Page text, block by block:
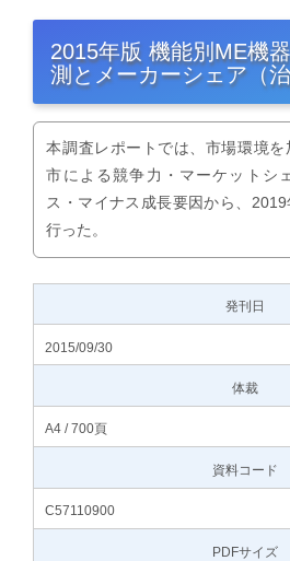
2015年版 機能別ME機
測とメーカーシェア（治
本調査レポートでは、市場環境
市による競争力・マーケットシ
ス・マイナス成長要因から、
行った。
発刊日
2015/09/30
体裁
A4 / 700頁
資料コード
C57110900
PDFサイズ